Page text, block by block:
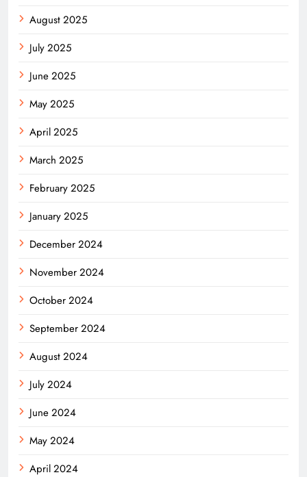
August 2025
July 2025
June 2025
May 2025
April 2025
March 2025
February 2025
January 2025
December 2024
November 2024
October 2024
September 2024
August 2024
July 2024
June 2024
May 2024
April 2024